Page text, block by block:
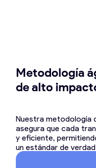
Metodología
de alto
Nuestra metodología
asegura que cada
y eficiente,
un estándar de